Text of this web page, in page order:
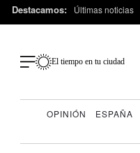
Destacamos: Últimas noticias
El tiempo en tu ciudad
OPINIÓN ESPAÑA